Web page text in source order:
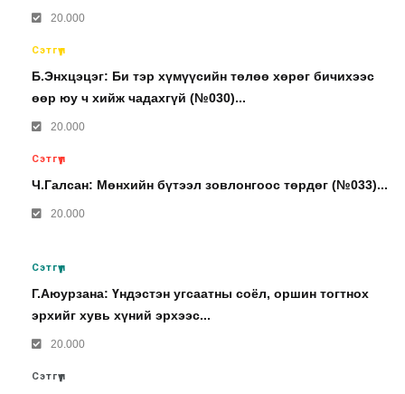
20.000
Сэтгүүл
Б.Энхцэцэг: Би тэр хүмүүсийн төлөө хөрөг бичихээс
өөр юу ч хийж чадахгүй (№030)...
20.000
Сэтгүүл
Ч.Галсан: Мөнхийн бүтээл зовлонгоос төрдөг (№033)...
20.000
Сэтгүүл
Г.Аюурзана: Үндэстэн угсаатны соёл, оршин тогтнох
эрхийг хувь хүний эрхээс...
20.000
Сэтгүүл